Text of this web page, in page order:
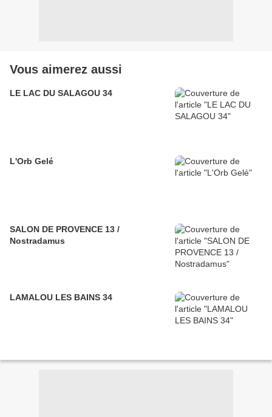
Vous aimerez aussi
LE LAC DU SALAGOU 34
L'Orb Gelé
SALON DE PROVENCE 13 /
Nostradamus
LAMALOU LES BAINS 34